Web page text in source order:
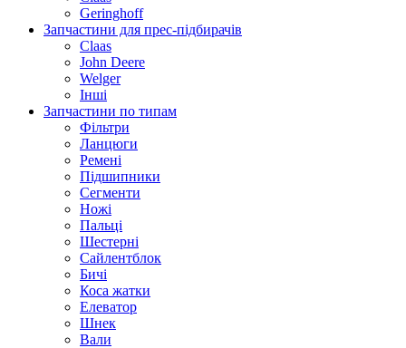
Geringhoff
Запчастини для прес-підбирачів
Claas
John Deere
Welger
Інші
Запчастини по типам
Фільтри
Ланцюги
Ремені
Підшипники
Сегменти
Ножі
Пальці
Шестерні
Сайлентблок
Бичі
Коса жатки
Елеватор
Шнек
Вали